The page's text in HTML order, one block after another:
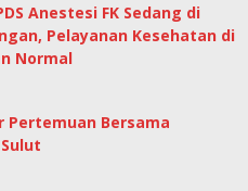
Anestesi FK Sedang di
Pelayanan Kesehatan di
Normal
Pertemuan Bersama